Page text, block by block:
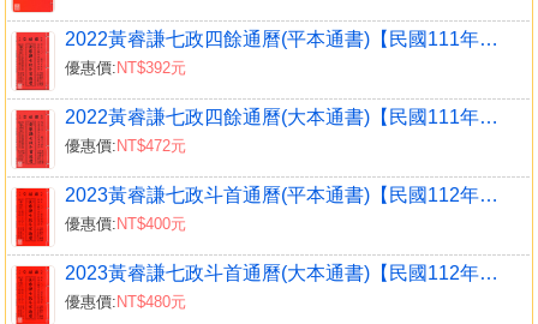
2022黃睿謙七政四餘通曆(平本通書)【民國111年】壬寅
優惠價: NT$392元
2022黃睿謙七政四餘通曆(大本通書)【民國111年】壬寅
優惠價: NT$472元
2023黃睿謙七政斗首通曆(平本通書)【民國112年】癸卯
優惠價: NT$400元
2023黃睿謙七政斗首通曆(大本通書)【民國112年】癸卯
優惠價: NT$480元